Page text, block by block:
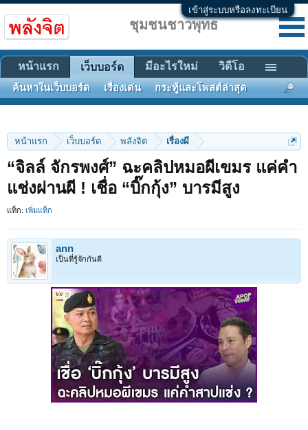
เข้าสู่ระบบหรือลงทะเบียน
หน้าแรก เว็บบอร์ด พลังจิต เรื่องผี
“จิลล์ จักรพงศ์” ฉะคลิปหมอผีเขมร แค่คำ
แช่งผ่านผี ! เชื่อ “บิ๊กกุ้ง” บารมีสูง
แท็ก: เพิ่มแท็ก
ann
เป็นที่รู้จักกันดี
ชุมชนชาวพุทธ
หน้าแรก เว็บบอร์ด
ค้นหาในเว็บบอร์ด เรื่องเด่น กระทู้และโพสต์ล่าสุด
มีอะไรใหม่ วิดีโอ